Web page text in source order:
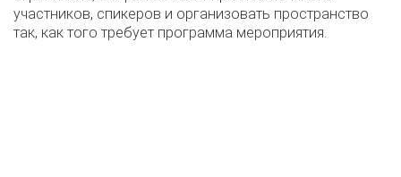
участников, спикеров и организовать пространство
так, как того требует программа мероприятия.